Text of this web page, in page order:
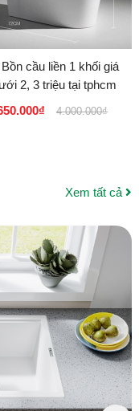
cầu liền 1 khối giá
2, 3 triệu tại tphcm
4.000.000₫
Xem tất cả